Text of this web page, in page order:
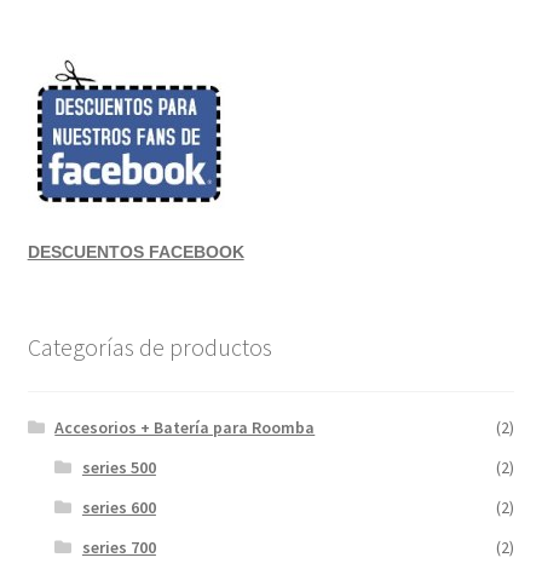
DESCUENTOS FACEBOOK
Categorías de productos
Accesorios + Batería para Roomba
(2)
series 500
(2)
series 600
(2)
series 700
(2)